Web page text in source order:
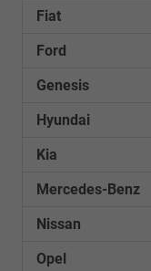
Fiat
Ford
Genesis
Hyundai
Kia
Mercedes-Benz
Nissan
Opel